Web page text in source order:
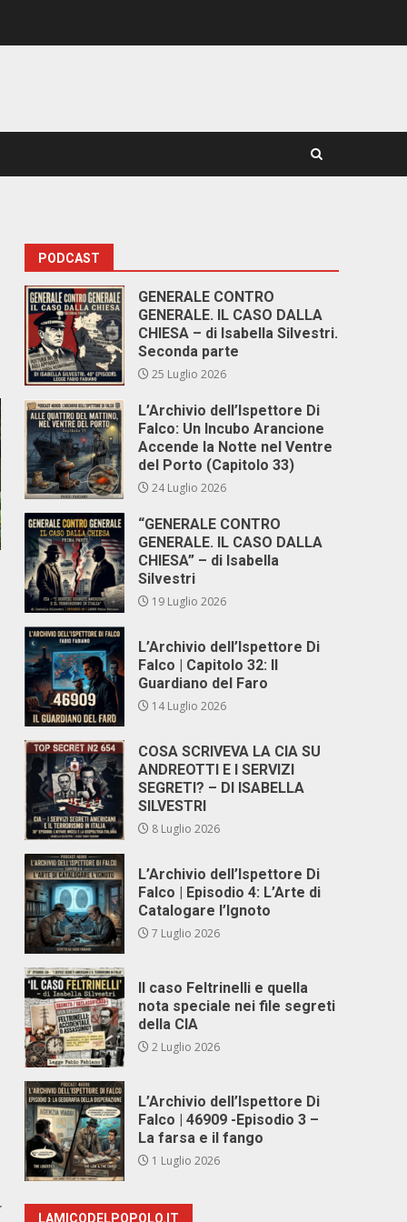
PODCAST
GENERALE CONTRO
GENERALE. IL CASO DALLA
CHIESA – di Isabella Silvestri.
Seconda parte
25 Luglio 2026
L’Archivio dell’Ispettore Di
Falco: Un Incubo Arancione
Accende la Notte nel Ventre
del Porto (Capitolo 33)
24 Luglio 2026
“GENERALE CONTRO
GENERALE. IL CASO DALLA
CHIESA” – di Isabella
Silvestri
19 Luglio 2026
L’Archivio dell’Ispettore Di
Falco | Capitolo 32: Il
Guardiano del Faro
14 Luglio 2026
COSA SCRIVEVA LA CIA SU
ANDREOTTI E I SERVIZI
SEGRETI? – DI ISABELLA
SILVESTRI
8 Luglio 2026
L’Archivio dell’Ispettore Di
Falco | Episodio 4: L’Arte di
Catalogare l’Ignoto
7 Luglio 2026
Il caso Feltrinelli e quella
nota speciale nei file segreti
della CIA
2 Luglio 2026
L’Archivio dell’Ispettore Di
Falco | 46909 -Episodio 3 –
La farsa e il fango
1 Luglio 2026
LAMICODELPOPOLO.IT